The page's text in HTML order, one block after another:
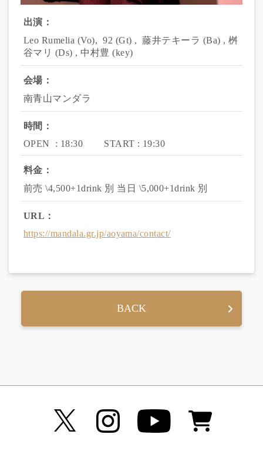
出演：
Leo Rumelia (Vo),  92 (Gt) ,  藤井テキーラ (Ba) , 桝
谷マリ (Ds) , 中村豊 (key)
会場：
南青山マンダラ
時間：
OPEN  : 18:30        START : 19:30
料金：
前売 \4,500+1drink 別 当日 \5,000+1drink 別
URL：
https://mandala.gr.jp/aoyama/contact/
BACK